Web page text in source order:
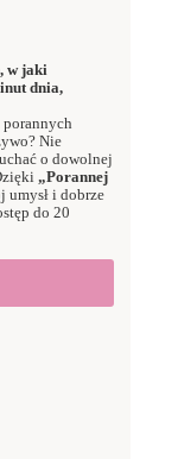
w jaki
dnia,
porannych
Nie
o dowolnej
„Porannej
umysł i dobrze
do 20